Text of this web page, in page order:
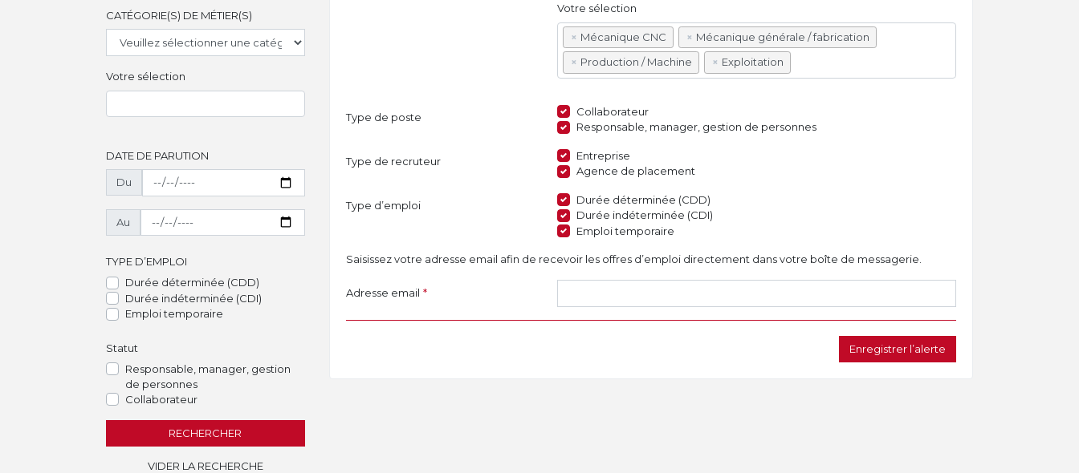
CATÉGORIE(S) DE MÉTIER(S)
Votre sélection
DATE DE PARUTION
Du
Au
TYPE D’EMPLOI
Durée déterminée (CDD)
Durée indéterminée (CDI)
Emploi temporaire
Statut
Responsable, manager, gestion
de personnes
Collaborateur
RECHERCHER
VIDER LA RECHERCHE
Votre sélection
× Mécanique CNC × Mécanique générale / fabrication
× Production / Machine × Exploitation
Type de poste
Collaborateur
Responsable, manager, gestion de personnes
Type de recruteur
Entreprise
Agence de placement
Type d’emploi
Durée déterminée (CDD)
Durée indéterminée (CDI)
Emploi temporaire
Saisissez votre adresse email afin de recevoir les offres d’emploi directement dans votre boîte de messagerie.
Adresse email *
Enregistrer l’alerte